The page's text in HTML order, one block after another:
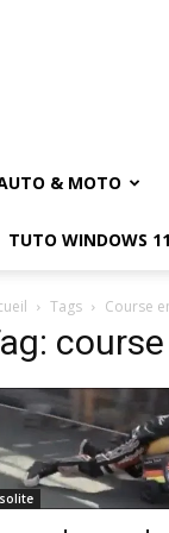
& MOTO
TUTO WINDOWS 11
Tags Course